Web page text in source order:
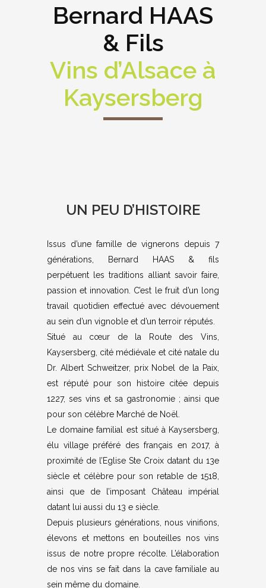
Bernard HAAS
& Fils
Vins d’Alsace à
Kaysersberg
UN PEU D’HISTOIRE
Issus d’une famille de vignerons depuis 7
générations, Bernard HAAS & fils
perpétuent les traditions alliant savoir faire,
passion et innovation. C’est le fruit d’un long
travail quotidien effectué avec dévouement
au sein d’un vignoble et d’un terroir réputés.
Situé au cœur de la Route des Vins,
Kaysersberg, cité médiévale et cité natale du
Dr. Albert Schweitzer, prix Nobel de la Paix,
est réputé pour son histoire citée depuis
1227, ses vins et sa gastronomie ; ainsi que
pour son célèbre Marché de Noël.
Le domaine familial est situé à Kaysersberg,
élu village préféré des français en 2017, à
proximité de l’Eglise Ste Croix datant du 13e
siècle et célèbre pour son retable de 1518,
ainsi que de l’imposant Château impérial
datant lui aussi du 13 e siècle.
Depuis plusieurs générations, nous vinifions,
élevons et mettons en bouteilles nos vins
issus de notre propre récolte. L’élaboration
de nos vins se fait dans la cave familiale au
sein même du domaine.